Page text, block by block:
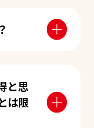
と思
は限